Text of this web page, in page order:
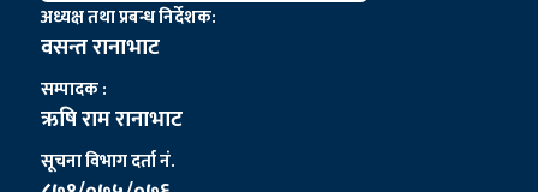
अध्यक्ष तथा प्रबन्ध निर्देशक:
वसन्त रानाभाट
सम्पादक :
ऋषि राम रानाभाट
सूचना विभाग दर्ता नं.